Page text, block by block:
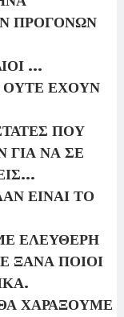
ΠΡΟΓΟΝΩΝ
...
ΟΥΤΕ ΕΧΟΥΝ
ΠΟΥ
ΓΙΑ ΝΑ ΣΕ
ΕΙΝΑΙ ΤΟ
ΕΛΕΥΘΕΡΗ
ΞΑΝΑ ΠΟΙΟΙ
ΧΑΡΑΞΟΥΜΕ